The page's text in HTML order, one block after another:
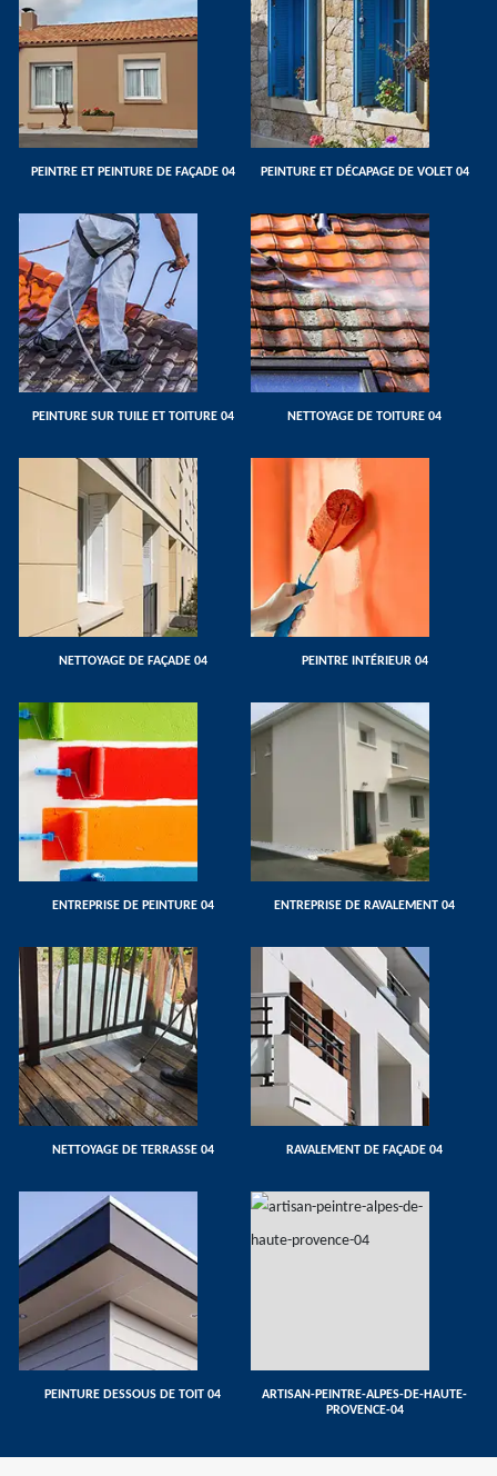
PEINTRE ET PEINTURE DE FAÇADE 04 PEINTURE ET DÉCAPAGE DE VOLET 04
PEINTURE SUR TUILE ET TOITURE 04 NETTOYAGE DE TOITURE 04
NETTOYAGE DE FAÇADE 04 PEINTRE INTÉRIEUR 04
ENTREPRISE DE PEINTURE 04 ENTREPRISE DE RAVALEMENT 04
NETTOYAGE DE TERRASSE 04 RAVALEMENT DE FAÇADE 04
PEINTURE DESSOUS DE TOIT 04
ARTISAN-PEINTRE-ALPES-DE-HAUTE-
PROVENCE-04